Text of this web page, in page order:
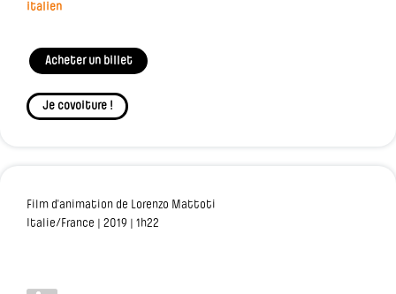
italien
Acheter un billet
Je covoiture !
Film d'animation de Lorenzo Mattoti
Italie/France | 2019 | 1h22